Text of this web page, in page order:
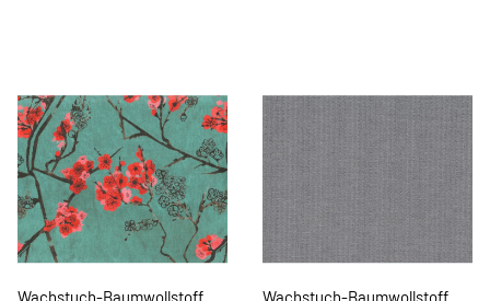
Wachstuch-Baumwollstoff Wachstuch-Baumwollstoff